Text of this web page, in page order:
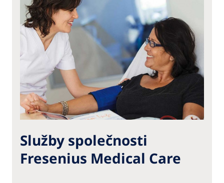
Služby společnosti
Fresenius Medical Care